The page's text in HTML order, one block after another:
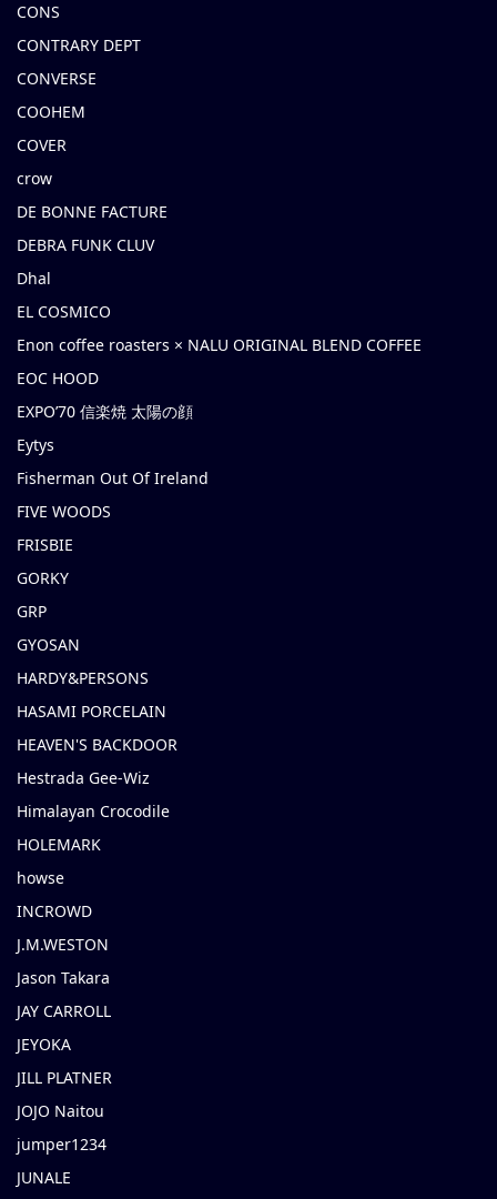
CONS
CONTRARY DEPT
CONVERSE
COOHEM
COVER
crow
DE BONNE FACTURE
DEBRA FUNK CLUV
Dhal
EL COSMICO
Enon coffee roasters × NALU ORIGINAL BLEND COFFEE
EOC HOOD
EXPO’70 信楽焼 太陽の顔
Eytys
Fisherman Out Of Ireland
FIVE WOODS
FRISBIE
GORKY
GRP
GYOSAN
HARDY&PERSONS
HASAMI PORCELAIN
HEAVEN'S BACKDOOR
Hestrada Gee-Wiz
Himalayan Crocodile
HOLEMARK
howse
INCROWD
J.M.WESTON
Jason Takara
JAY CARROLL
JEYOKA
JILL PLATNER
JOJO Naitou
jumper1234
JUNALE